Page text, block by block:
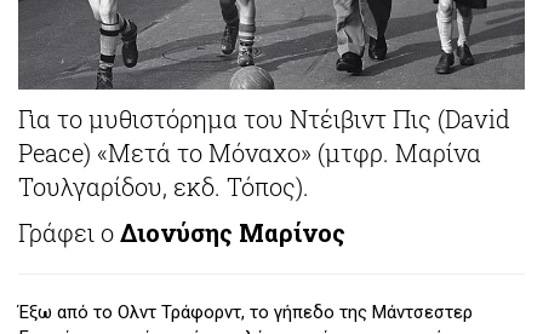
Για το μυθιστόρημα του Ντέιβιντ Πις (David
Peace) «Μετά το Μόναχο» (μτφρ. Μαρίνα
Τουλγαρίδου, εκδ. Τόπος).
Γράφει οΔιονύσης Μαρίνος
Έξω από το Ολντ Τράφορντ, το γήπεδο της Μάντσεστερ